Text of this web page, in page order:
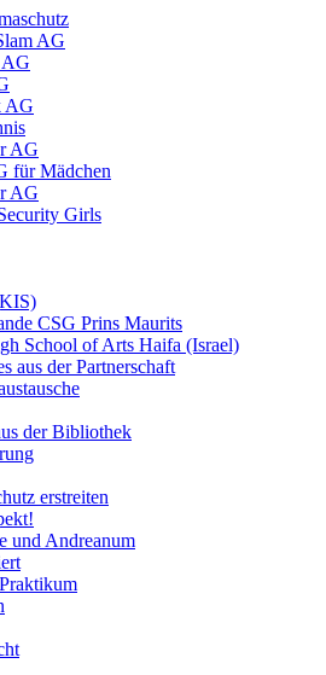
AG
AG
AG
AG
für Mädchen
AG
Girls
CSG Prins Maurits
School of Arts Haifa (Israel)
aus der Partnerschaft
der Bibliothek
erstreiten
und Andreanum